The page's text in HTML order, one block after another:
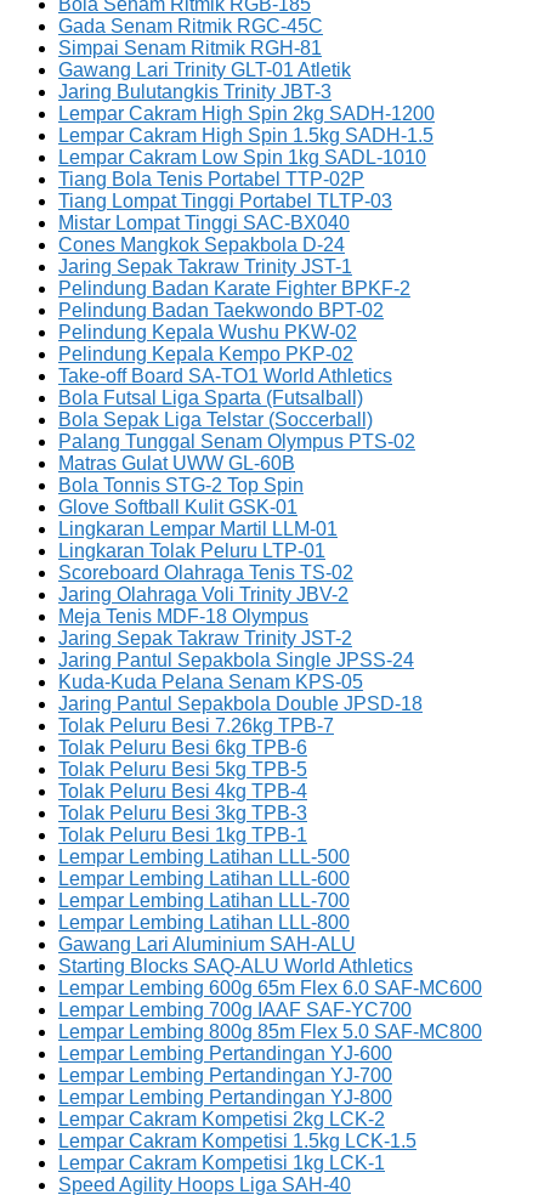
Bola Senam Ritmik RGB-185
Gada Senam Ritmik RGC-45C
Simpai Senam Ritmik RGH-81
Gawang Lari Trinity GLT-01 Atletik
Jaring Bulutangkis Trinity JBT-3
Lempar Cakram High Spin 2kg SADH-1200
Lempar Cakram High Spin 1.5kg SADH-1.5
Lempar Cakram Low Spin 1kg SADL-1010
Tiang Bola Tenis Portabel TTP-02P
Tiang Lompat Tinggi Portabel TLTP-03
Mistar Lompat Tinggi SAC-BX040
Cones Mangkok Sepakbola D-24
Jaring Sepak Takraw Trinity JST-1
Pelindung Badan Karate Fighter BPKF-2
Pelindung Badan Taekwondo BPT-02
Pelindung Kepala Wushu PKW-02
Pelindung Kepala Kempo PKP-02
Take-off Board SA-TO1 World Athletics
Bola Futsal Liga Sparta (Futsalball)
Bola Sepak Liga Telstar (Soccerball)
Palang Tunggal Senam Olympus PTS-02
Matras Gulat UWW GL-60B
Bola Tonnis STG-2 Top Spin
Glove Softball Kulit GSK-01
Lingkaran Lempar Martil LLM-01
Lingkaran Tolak Peluru LTP-01
Scoreboard Olahraga Tenis TS-02
Jaring Olahraga Voli Trinity JBV-2
Meja Tenis MDF-18 Olympus
Jaring Sepak Takraw Trinity JST-2
Jaring Pantul Sepakbola Single JPSS-24
Kuda-Kuda Pelana Senam KPS-05
Jaring Pantul Sepakbola Double JPSD-18
Tolak Peluru Besi 7.26kg TPB-7
Tolak Peluru Besi 6kg TPB-6
Tolak Peluru Besi 5kg TPB-5
Tolak Peluru Besi 4kg TPB-4
Tolak Peluru Besi 3kg TPB-3
Tolak Peluru Besi 1kg TPB-1
Lempar Lembing Latihan LLL-500
Lempar Lembing Latihan LLL-600
Lempar Lembing Latihan LLL-700
Lempar Lembing Latihan LLL-800
Gawang Lari Aluminium SAH-ALU
Starting Blocks SAQ-ALU World Athletics
Lempar Lembing 600g 65m Flex 6.0 SAF-MC600
Lempar Lembing 700g IAAF SAF-YC700
Lempar Lembing 800g 85m Flex 5.0 SAF-MC800
Lempar Lembing Pertandingan YJ-600
Lempar Lembing Pertandingan YJ-700
Lempar Lembing Pertandingan YJ-800
Lempar Cakram Kompetisi 2kg LCK-2
Lempar Cakram Kompetisi 1.5kg LCK-1.5
Lempar Cakram Kompetisi 1kg LCK-1
Speed Agility Hoops Liga SAH-40